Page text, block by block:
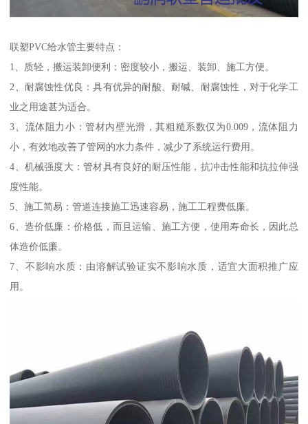
联塑PVC给水管主要特点：
1、质轻，搬运装卸便利：密度较小，搬运、装卸、施工方便。
2、耐腐蚀性优良：具有优异的耐酸、耐碱、耐腐蚀性，对于化学工
业之用途甚为适合。
3、流体阻力小：管材内壁光滑，其粗糙系数仅为0.009，流体阻力
小，有效地改善了管网的水力条件，减少了系统运行费用。
4、机械强度大：管材具有良好的耐压性能，抗冲击性能和抗拉伸强
度性能。
5、施工简易：管道连接施工迅速容易，施工工程费低廉。
6、造价低廉：价格低，而且运输、施工方便，使用寿命长，因此总
体造价低廉。
7、不影响水质：由溶解试验证实不影响水质，适宜大面积推广应
用。